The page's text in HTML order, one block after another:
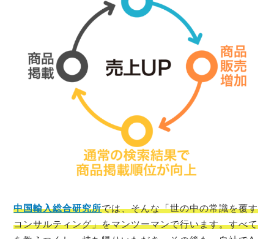
中国輸入総合研究所では、そんな「世の中の常識を覆す
コンサルティング」をマンツーマンで行います。すべて